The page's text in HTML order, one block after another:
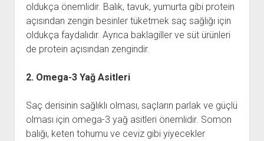
oldukça önemlidir. Balık, tavuk, yumurta gibi protein
açısından zengin besinler tüketmek saç sağlığı için
oldukça faydalıdır. Ayrıca baklagiller ve süt ürünleri
de protein açısından zengindir.
2. Omega-3 Yağ Asitleri
Saç derisinin sağlıklı olması, saçların parlak ve güçlü
olması için omega-3 yağ asitleri önemlidir. Somon
balığı, keten tohumu ve ceviz gibi yiyecekler